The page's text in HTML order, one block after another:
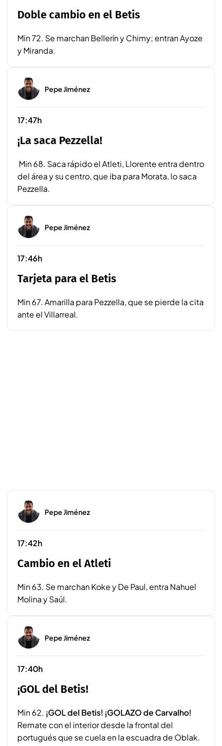
Doble cambio en el Betis
Min 72. Se marchan Bellerín y Chimy; entran Ayoze
y Miranda.
Pepe Jiménez
17:47h
¡La saca Pezzella!
Min 68. Saca rápido el Atleti, Llorente entra dentro
del área y su centro, que iba para Morata, lo saca
Pezzella.
Pepe Jiménez
17:46h
Tarjeta para el Betis
Min 67. Amarilla para Pezzella, que se pierde la cita
ante el Villarreal.
Pepe Jiménez
17:42h
Cambio en el Atleti
Min 63. Se marchan Koke y De Paul, entra Nahuel
Molina y Saúl.
Pepe Jiménez
17:40h
¡GOL del Betis!
Min 62. ¡GOL del Betis! ¡GOLAZO de Carvalho!
Remate con el interior desde la frontal del
portugués que se cuela en la escuadra de Oblak.